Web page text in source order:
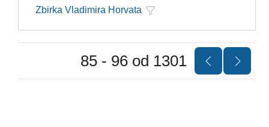
Zbirka Vladimira Horvata
85 - 96 od 1301